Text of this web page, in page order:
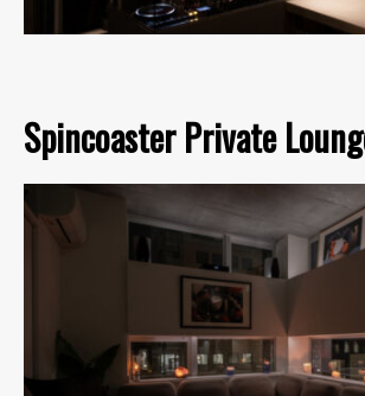
Spincoaster Private